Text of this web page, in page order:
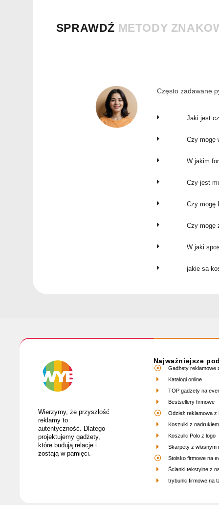
SPRAWDŹ METODY
Często zadawane
Jaki jest
Czy mogę
W jakim
Czy jest
Czy mogę
Czy mogę
W jaki
jakie są
Wierzymy, że przyszłość
reklamy to
autentyczność. Dlatego
projektujemy gadżety,
które budują relacje i
zostają w pamięci.
Najważniejsze
Gadżety reklamowe
Katalogi online
TOP gadżety na
Bestsellery firmowe
Odzież reklamowa z
Koszulki z
Koszulki Polo z logo
Skarpety z własnym
Stoisko firmowe na
Ścianki tekstylne z
trybunki firmowe na